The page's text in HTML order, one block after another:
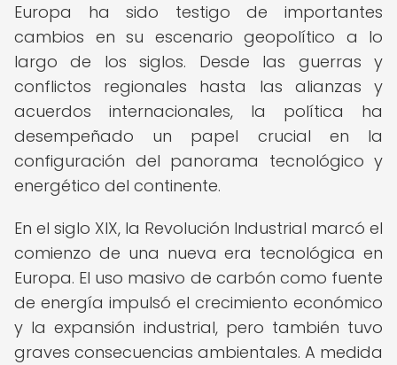
Europa ha sido testigo de importantes
cambios en su escenario geopolítico a lo
largo de los siglos. Desde las guerras y
conflictos regionales hasta las alianzas y
acuerdos internacionales, la política ha
desempeñado un papel crucial en la
configuración del panorama tecnológico y
energético del continente.
En el siglo XIX, la Revolución Industrial marcó el
comienzo de una nueva era tecnológica en
Europa. El uso masivo de carbón como fuente
de energía impulsó el crecimiento económico
y la expansión industrial, pero también tuvo
graves consecuencias ambientales. A medida